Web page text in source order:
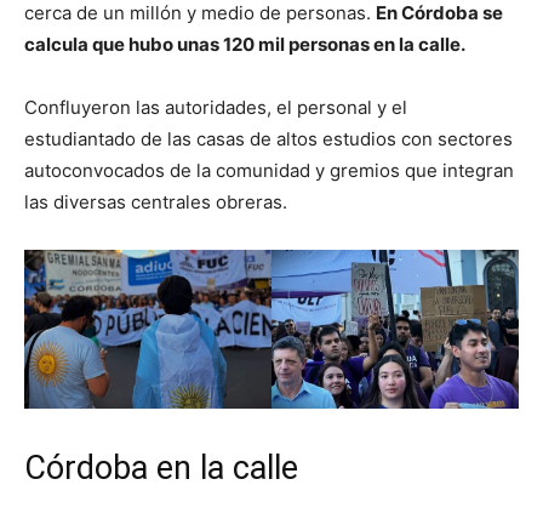
cerca de un millón y medio de personas. En Córdoba se
calcula que hubo unas 120 mil personas en la calle.
Confluyeron las autoridades, el personal y el
estudiantado de las casas de altos estudios con sectores
autoconvocados de la comunidad y gremios que integran
las diversas centrales obreras.
Córdoba en la calle